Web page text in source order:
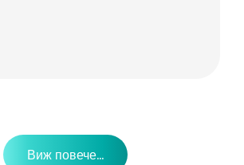
Виж повече...